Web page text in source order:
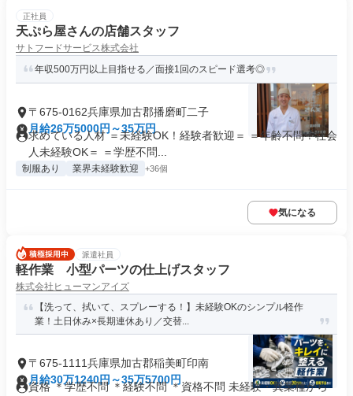
正社員
天ぷら屋さんの店舗スタッフ
サトフードサービス株式会社
年収500万円以上目指せる／面接1回のスピード選考◎
〒675-0162兵庫県加古郡播磨町二子
月給26万5000円～35万円
求めている人材 ＝未経験OK！経験者歓迎＝ ＝年齢不問！社会
人未経験OK＝ ＝学歴不問...
制服あり 業界未経験歓迎 +36個
気になる
派遣社員
軽作業 小型パーツの仕上げスタッフ
株式会社ヒューマンアイズ
【洗って、拭いて、スプレーする！】未経験OKのシンプル軽作
業！土日休み×長期連休あり／交替...
〒675-1111兵庫県加古郡稲美町印南
月給30万1240円～35万5700円
資格 ＊学歴不問 ＊経験不問 ＊資格不問 未経験・異業種から